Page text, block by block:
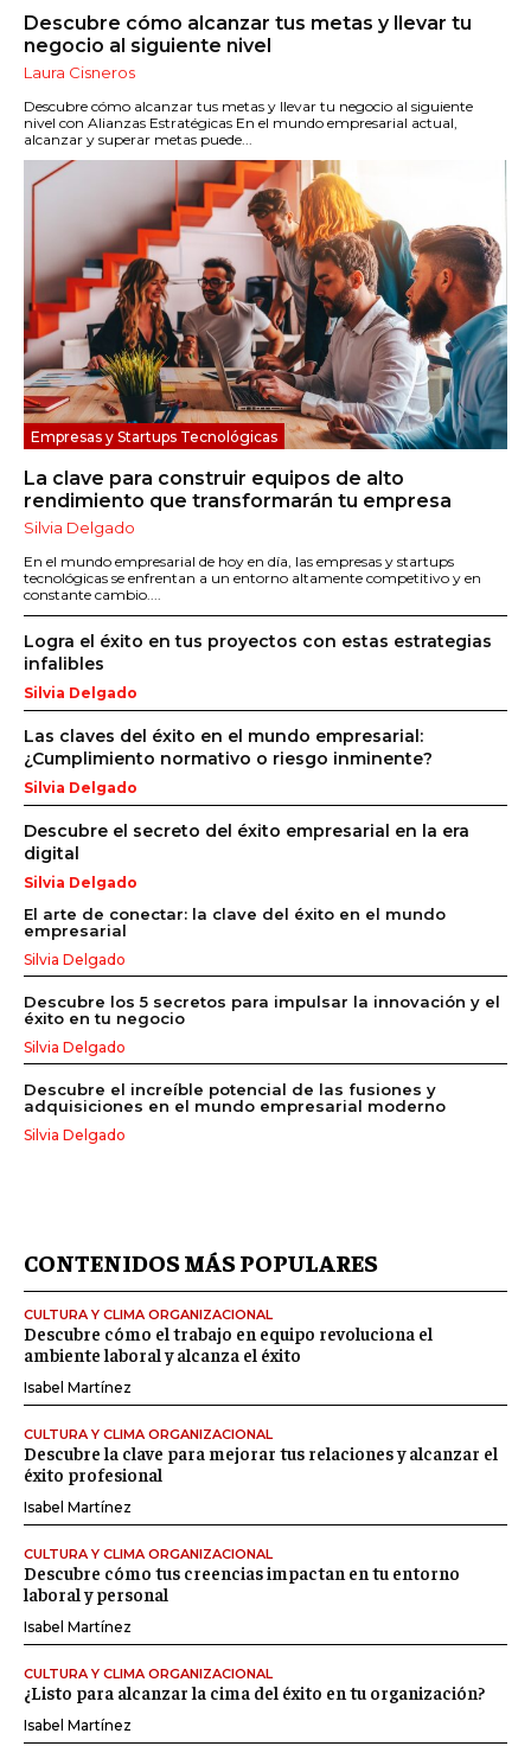
Descubre cómo alcanzar tus metas y llevar tu
negocio al siguiente nivel
Laura Cisneros
Descubre cómo alcanzar tus metas y llevar tu negocio al siguiente
nivel con Alianzas Estratégicas En el mundo empresarial actual,
alcanzar y superar metas puede...
Empresas y Startups Tecnológicas
La clave para construir equipos de alto
rendimiento que transformarán tu empresa
Silvia Delgado
En el mundo empresarial de hoy en día, las empresas y startups
tecnológicas se enfrentan a un entorno altamente competitivo y en
constante cambio....
Logra el éxito en tus proyectos con estas estrategias
infalibles
Silvia Delgado
Las claves del éxito en el mundo empresarial:
¿Cumplimiento normativo o riesgo inminente?
Silvia Delgado
Descubre el secreto del éxito empresarial en la era
digital
Silvia Delgado
El arte de conectar: la clave del éxito en el mundo
empresarial
Silvia Delgado
Descubre los 5 secretos para impulsar la innovación y el
éxito en tu negocio
Silvia Delgado
Descubre el increíble potencial de las fusiones y
adquisiciones en el mundo empresarial moderno
Silvia Delgado
CONTENIDOS MÁS POPULARES
CULTURA Y CLIMA ORGANIZACIONAL
Descubre cómo el trabajo en equipo revoluciona el
ambiente laboral y alcanza el éxito
Isabel Martínez
CULTURA Y CLIMA ORGANIZACIONAL
Descubre la clave para mejorar tus relaciones y alcanzar el
éxito profesional
Isabel Martínez
CULTURA Y CLIMA ORGANIZACIONAL
Descubre cómo tus creencias impactan en tu entorno
laboral y personal
Isabel Martínez
CULTURA Y CLIMA ORGANIZACIONAL
¿Listo para alcanzar la cima del éxito en tu organización?
Isabel Martínez